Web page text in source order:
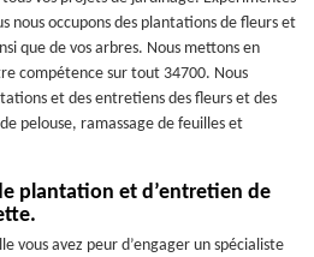
nous occupons des plantations de fleurs et
que de vos arbres. Nous mettons en
compétence sur tout 34700. Nous
et des entretiens des fleurs et des
pelouse, ramassage de feuilles et
plantation et d’entretien de
vous avez peur d’engager un spécialiste